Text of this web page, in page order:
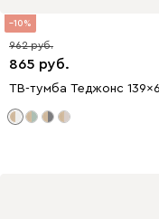
10
865
962
ТВ-тумба Теджонс